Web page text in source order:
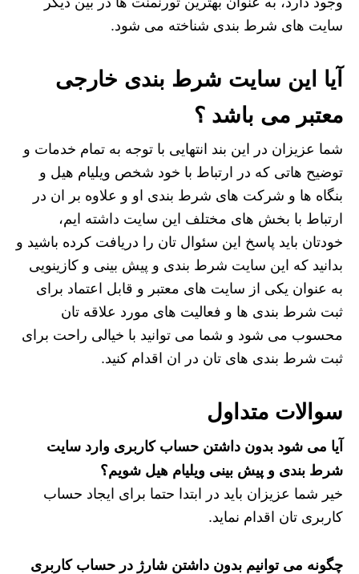
سایت های شرط بندی شناخته می شود.
آیا این سایت شرط بندی خارجی
معتبر می باشد ؟
شما عزیزان در این بند انتهایی با توجه به تمام خدمات و
توضیح هاتی که در ارتباط با خود شخص ویلیام هیل و
بنگاه ها و شرکت های شرط بندی او و علاوه بر ان در
ارتباط با بخش های مختلف این سایت داشته ایم،
خودتان باید پاسخ این سئوال تان را دریافت کرده باشید و
بدانید که این سایت شرط بندی و پیش بینی و کازینویی
به عنوان یکی از سایت های معتبر و قابل اعتماد برای
ثبت شرط بندی ها و فعالیت های مورد علاقه تان
محسوب می شود و شما می توانید با خیالی راحت برای
ثبت شرط بندی های تان در ان اقدام کنید.
سوالات متداول
آیا می شود بدون داشتن حساب کاربری وارد سایت
شرط بندی و پیش بینی ویلیام هیل شویم؟
خیر شما عزیزان باید در ابتدا حتما برای ایجاد حساب
کاربری تان اقدام نماید.
چگونه می توانیم بدون داشتن شارژ در حساب کاربری